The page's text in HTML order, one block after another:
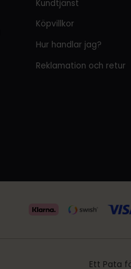
Kundtjänst
Köpvillkor
Hur handlar jag?
Reklamation och retur
Ett Pata